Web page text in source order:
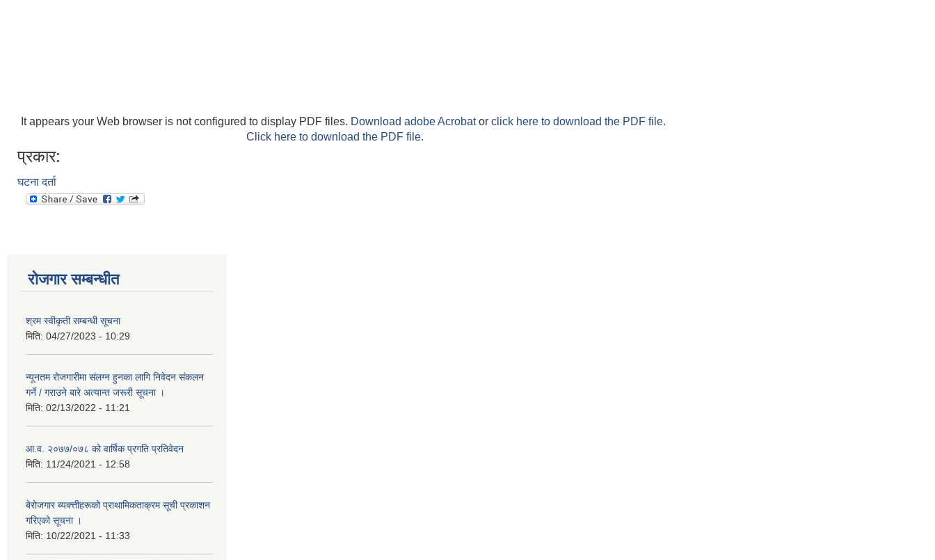
It appears your Web browser is not configured to display PDF files. Download adobe Acrobator click here to download the PDF file.
Click here to download the PDF file.
प्रकार:
घटना दर्ता
रोजगार सम्बन्धीत
श्रम स्वीकृती सम्बन्धी सूचना
मिति: 04/27/2023 - 10:29
न्यूनतम रोजगारीमा संलग्न हुनका लागि निवेदन संकलन
गर्ने / गराउने बारे अत्यान्त जरूरी सूचना ।
मिति: 02/13/2022 - 11:21
आ.व. २०७७/०७८ को वार्षिक प्रगति प्रतिवेदन
मिति: 11/24/2021 - 12:58
बेरोजगार ब्यक्त्तीहरूको प्राथामिकताक्रम सूची प्रकाशन
गरिएको सूचना ।
मिति: 10/22/2021 - 11:33